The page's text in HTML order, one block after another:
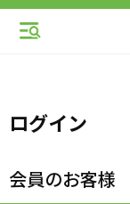
ログイン
会員のお客様